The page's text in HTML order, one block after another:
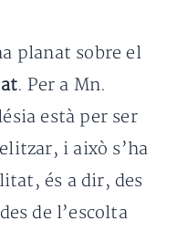
planat sobre el
. Per a Mn.
està per ser
i això s’ha
és a dir, des
de l’escolta